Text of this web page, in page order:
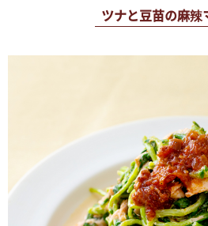
ツナと豆苗の麻辣